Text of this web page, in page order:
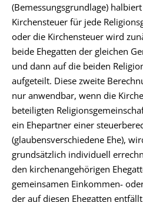
(Bemessungsgrundlage)
Kirchensteuer für jede
oder die Kirchensteuer wird
beide Ehegatten der gleichen
und dann auf die beiden
aufgeteilt. Diese zweite
nur anwendbar, wenn die
beteiligten
ein Ehepartner einer
(glaubensverschiedene Ehe),
grundsätzlich individuell
den kirchenangehörigen
gemeinsamen Einkommen-
der auf diesen Ehegatten